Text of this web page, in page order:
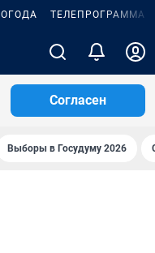
ТЕЛЕПРОГРАММА
Согласен
Выборы в Госудуму 2026